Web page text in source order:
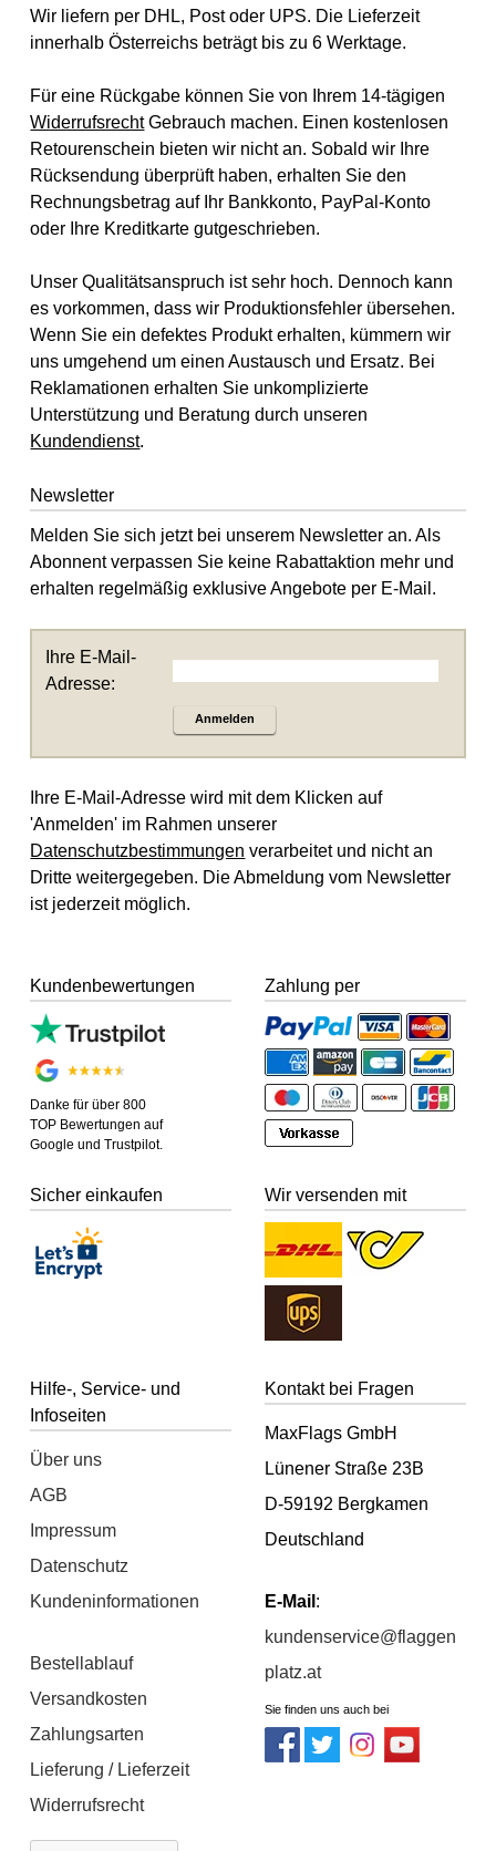
Wir liefern per DHL, Post oder UPS. Die Lieferzeit
innerhalb Österreichs beträgt bis zu 6 Werktage.
Für eine Rückgabe können Sie von Ihrem 14-tägigen
WiderrufsrechtGebrauch machen. Einen kostenlosen
Retourenschein bieten wir nicht an. Sobald wir Ihre
Rücksendung überprüft haben, erhalten Sie den
Rechnungsbetrag auf Ihr Bankkonto, PayPal-Konto
oder Ihre Kreditkarte gutgeschrieben.
Unser Qualitätsanspruch ist sehr hoch. Dennoch kann
es vorkommen, dass wir Produktionsfehler übersehen.
Wenn Sie ein defektes Produkt erhalten, kümmern wir
uns umgehend um einen Austausch und Ersatz. Bei
Reklamationen erhalten Sie unkomplizierte
Unterstützung und Beratung durch unseren
Kundendienst.
Newsletter
Melden Sie sich jetzt bei unserem Newsletter an. Als
Abonnent verpassen Sie keine Rabattaktion mehr und
erhalten regelmäßig exklusive Angebote per E-Mail.
Ihre E-Mail-
Adresse:
Anmelden
Ihre E-Mail-Adresse wird mit dem Klicken auf
'Anmelden' im Rahmen unserer
Datenschutzbestimmungen verarbeitet und nicht an
Dritte weitergegeben. Die Abmeldung vom Newsletter
ist jederzeit möglich.
Kundenbewertungen
Danke für über 800
TOP Bewertungen auf
Google und Trustpilot.
Zahlung per
Sicher einkaufen Wir versenden mit
Hilfe-, Service- und
Infoseiten
Über uns
AGB
Impressum
Datenschutz
Kundeninformationen
Bestellablauf
Versandkosten
Zahlungsarten
Lieferung / Lieferzeit
Widerrufsrecht
Kontakt bei Fragen
MaxFlags GmbH
Lünener Straße 23B
D-59192 Bergkamen
Deutschland
E-Mail :
kundenservice@flaggen
platz.at
Sie finden uns auch bei